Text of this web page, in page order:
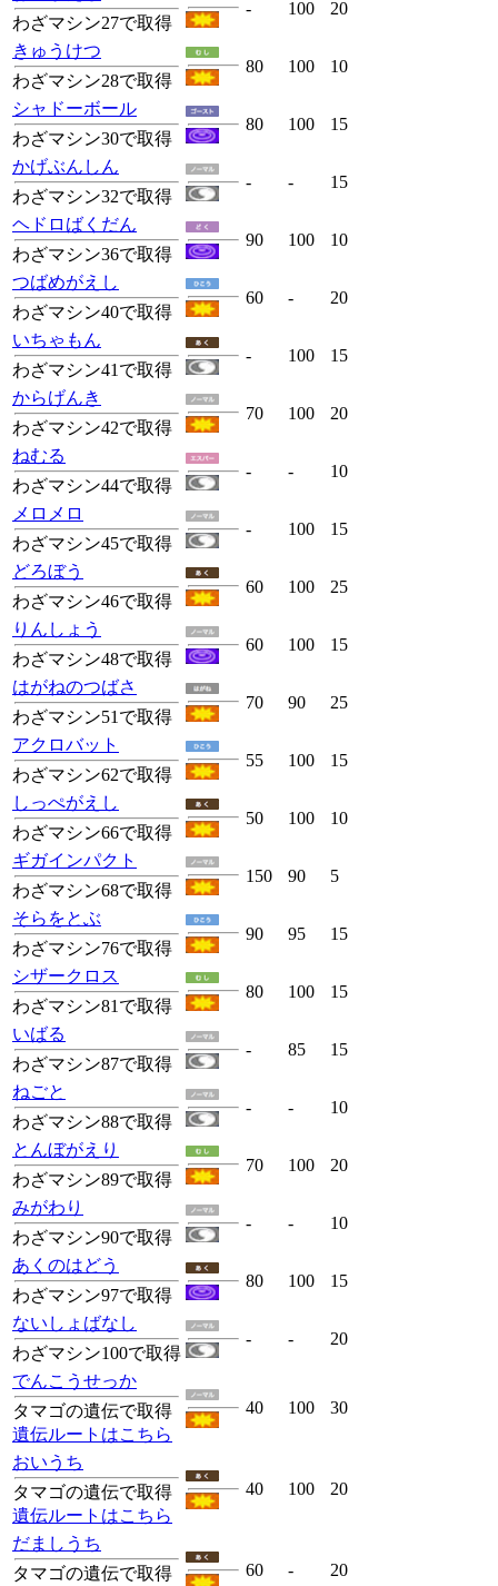
わざマシン27で取得
- 100 20
きゅうけつ
わざマシン28で取得
80 100 10
シャドーボール
わざマシン30で取得
80 100 15
かげぶんしん
わざマシン32で取得
- - 15
ヘドロばくだん
わざマシン36で取得
90 100 10
つばめがえし
わざマシン40で取得
60 - 20
いちゃもん
わざマシン41で取得
- 100 15
からげんき
わざマシン42で取得
70 100 20
ねむる
わざマシン44で取得
- - 10
メロメロ
わざマシン45で取得
- 100 15
どろぼう
わざマシン46で取得
60 100 25
りんしょう
わざマシン48で取得
60 100 15
はがねのつばさ
わざマシン51で取得
70 90 25
アクロバット
わざマシン62で取得
55 100 15
しっぺがえし
わざマシン66で取得
50 100 10
ギガインパクト
わざマシン68で取得
150 90 5
そらをとぶ
わざマシン76で取得
90 95 15
シザークロス
わざマシン81で取得
80 100 15
いばる
わざマシン87で取得
- 85 15
ねごと
わざマシン88で取得
- - 10
とんぼがえり
わざマシン89で取得
70 100 20
みがわり
わざマシン90で取得
- - 10
あくのはどう
わざマシン97で取得
80 100 15
ないしょばなし
わざマシン100で取得
- - 20
でんこうせっか
タマゴの遺伝で取得
遺伝ルートはこちら
40 100 30
おいうち
タマゴの遺伝で取得
遺伝ルートはこちら
40 100 20
だましうち
タマゴの遺伝で取得
60 - 20